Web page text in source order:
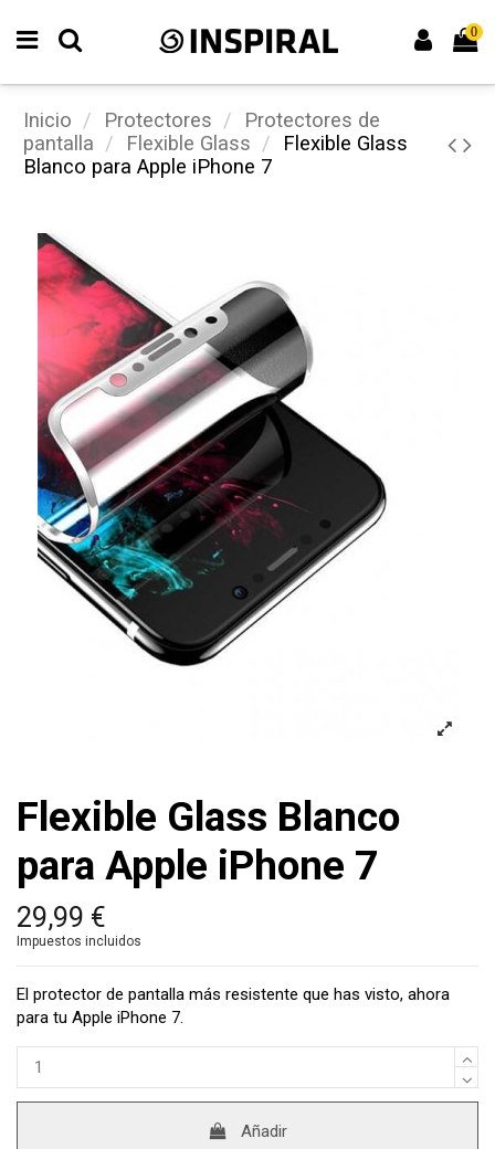
0
Inicio Protectores
Protectores de
pantalla
Flexible Glass
Flexible Glass
Blanco para Apple iPhone 7
Flexible Glass Blanco
para Apple iPhone 7
29,99 €
Impuestos incluidos
El protector de pantalla más resistente que has visto, ahora
para tu Apple iPhone 7.
Añadir